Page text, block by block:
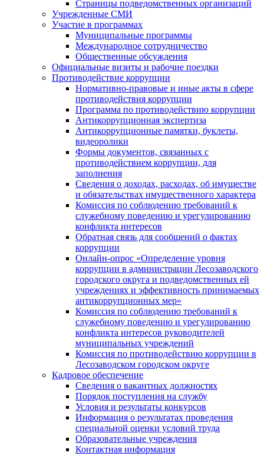
Страницы подведомственных организаций
Учрежденные СМИ
Участие в программах
Муниципальные программы
Международное сотрудничество
Общественные обсуждения
Официальные визиты и рабочие поездки
Противодействие коррупции
Нормативно-правовые и иные акты в сфере
противодействия коррупции
Программа по противодействию коррупции
Антикоррупционная экспертиза
Антикоррупционные памятки, буклеты,
видеоролики
Формы документов, связанных с
противодействием коррупции, для
заполнения
Сведения о доходах, расходах, об имуществе
и обязательствах имущественного характера
Комиссия по соблюдению требований к
служебному поведению и урегулированию
конфликта интересов
Обратная связь для сообщений о фактах
коррупции
Онлайн-опрос «Определение уровня
коррупции в администрации Лесозаводского
городского округа и подведомственных ей
учреждениях и эффективность принимаемых
антикоррупционных мер»
Комиссия по соблюдению требований к
служебному поведению и урегулированию
конфликта интересов руководителей
муниципальных учреждений
Комиссия по противодействию коррупции в
Лесозаводском городском округе
Кадровое обеспечение
Сведения о вакантных должностях
Порядок поступления на службу
Условия и результаты конкурсов
Информация о результатах проведения
специальной оценки условий труда
Образовательные учреждения
Контактная информация